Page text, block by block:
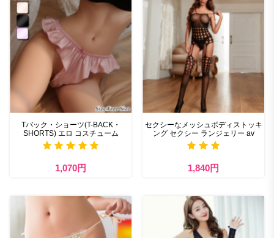
Tバック・ショーツ(T-BACK・
SHORTS) エロ コスチューム
1,070円
セクシーなメッシュボディストッキ
ング セクシー ランジェリー av
1,840円